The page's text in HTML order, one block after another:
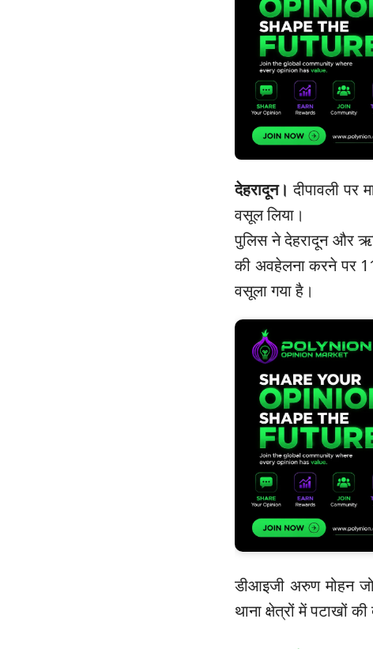
देहरादून। दीपावली पर
वसूल लिया।
पुलिस ने देहरादून और
की अवहेलना करने पर
वसूला गया है।
डीआइजी अरुण मोहन
थाना क्षेत्रों में पटाखों